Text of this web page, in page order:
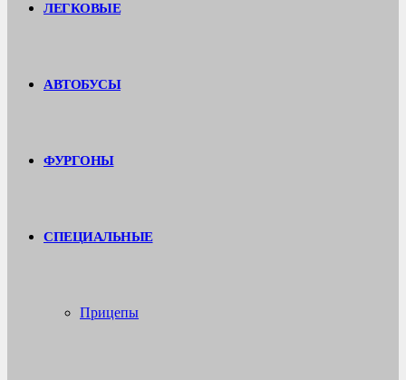
ЛЕГКОВЫЕ
АВТОБУСЫ
ФУРГОНЫ
СПЕЦИАЛЬНЫЕ
Прицепы